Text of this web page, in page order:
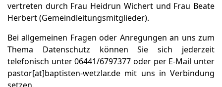
vertreten durch Frau Heidrun Wichert und Frau Beate
Herbert (Gemeindleitungsmitglieder).
Bei allgemeinen Fragen oder Anregungen an uns zum
Thema Datenschutz können Sie sich jederzeit
telefonisch unter 06441/6797377 oder per E-Mail unter
pastor[at]baptisten-wetzlar.de mit uns in Verbindung